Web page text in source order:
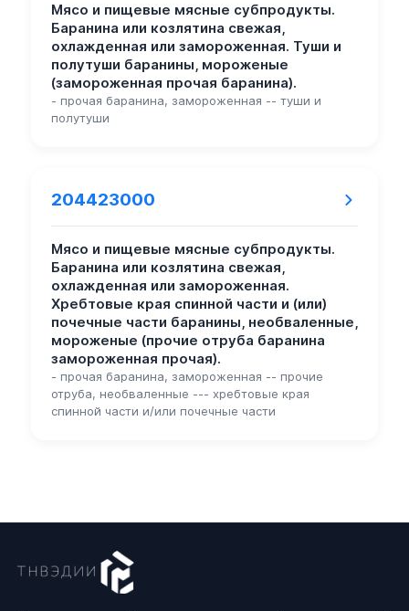
Мясо и пищевые мясные субпродукты.
Баранина или козлятина свежая,
охлажденная или замороженная. Туши и
полутуши баранины, мороженые
(замороженная прочая баранина).
- прочая баранина, замороженная -- туши и
полутуши
204423000
Мясо и пищевые мясные субпродукты.
Баранина или козлятина свежая,
охлажденная или замороженная.
Хребтовые края спинной части и (или)
почечные части баранины, необваленные,
мороженые (прочие отруба баранина
замороженная прочая).
- прочая баранина, замороженная -- прочие
отруба, необваленные --- хребтовые края
спинной части и/или почечные части